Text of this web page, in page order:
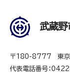
武蔵野
〒180-8777 東京
代表電話番号：